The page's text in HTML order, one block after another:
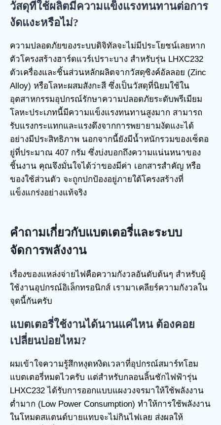
วัสดุที่ใช้ผลิตมีความแข็งแรงทนทานต่อการ
งัดแงะหรือไม่?
ความปลอดภัยของระบบดิจิทัลจะไม่มีประโยชน์เลยหาก
ตัวโครงสร้างฮาร์ดแวร์เปราะบาง สำหรับรุ่น LHXC232
ตัวเครื่องและชิ้นส่วนหลักผลิตจากวัสดุซิงค์อัลลอย (Zinc
Alloy) หรือโลหะผสมสังกะสี ซึ่งเป็นวัสดุที่นิยมใช้ใน
อุตสาหกรรมอุปกรณ์รักษาความปลอดภัยระดับพรีเมียม
โลหะประเภทนี้มีความแข็งแรงทนทานสูงมาก สามารถ
รับแรงกระแทกและแรงดึงจากการพยายามงัดแงะได้
อย่างมีประสิทธิภาพ นอกจากนี้ยังมีน้ำหนักรวมของเซ็ตอ
ยู่ที่ประมาณ 407 กรัม ซึ่งบ่งบอกถึงความแน่นหนาของ
ชิ้นงาน คุณจึงมั่นใจได้ว่าของมีค่า เอกสารสำคัญ หรือ
ของใช้ส่วนตัว จะถูกปกป้องอยู่ภายใต้โครงสร้างที่
แข็งแกร่งอย่างแท้จริง
คำถามเกี่ยวกับแบตเตอรี่และระบบ
จัดการพลังงาน
เรื่องของแหล่งจ่ายไฟคือความกังวลอันดับต้นๆ สำหรับผู้
ใช้งานอุปกรณ์อิเล็กทรอนิกส์ เรามาเคลียร์ความกังวลใน
จุดนี้กันครับ
แบตเตอรี่ใช้งานได้นานแค่ไหน ต้องคอย
เปลี่ยนบ่อยไหม?
ผมเข้าใจความรู้สึกหงุดหงิดเวลาที่อุปกรณ์สมาร์ทโฮม
แบตเตอรี่หมดไวครับ แต่สำหรับกลอนลิ้นชักไฟฟ้ารุ่น
LHXC232 ได้รับการออกแบบแผงวงจรมาให้ใช้พลังงาน
ต่ำมาก (Low Power Consumption) ทำให้การใช้พลังงาน
ในโหมดสแตนด์บายแทบจะไม่กินไฟเลย ส่งผลให้